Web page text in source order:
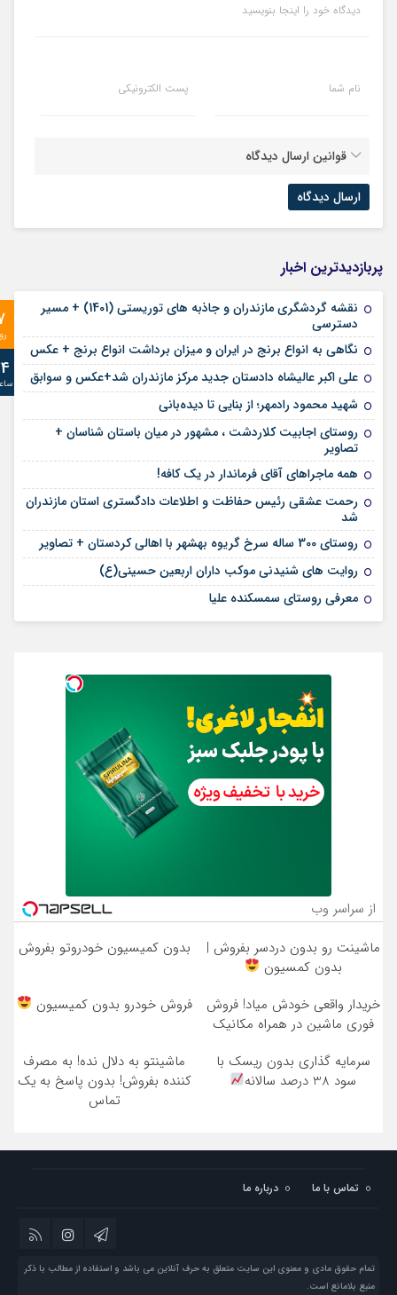
دیدگاه خود را اینجا بنویسید
نام شما پست الکترونیکی
قوانین ارسال دیدگاه
پربازدیدترین اخبار
نقشه گردشگری مازندران و جاذبه های توریستی (1401) + مسیر
دسترسی
نگاهی به انواع برنج در ایران و میزان برداشت انواع برنج + عکس
علی‌ اکبر عالیشاه دادستان جدید مرکز مازندران شد+عکس و سوابق
شهید محمود رادمهر؛ از بنایی تا دیده‌بانی
روستای اجابیت کلاردشت ، مشهور در میان باستان شناسان +
تصاویر
همه ماجراهای آقای فرماندار در یک کافه!
رحمت عشقی رئیس حفاظت و اطلاعات دادگستری استان مازندران
شد
روستای 300 ساله سرخ ‌گریوه بهشهر با اهالی کردستان + تصاویر
روایت های شنیدنی موکب داران اربعین حسینی(ع)
معرفی روستای سمسکنده علیا
از سراسر وب
ماشینت رو بدون دردسر بفروش |
بدون کمسیون
بدون کمیسیون خودروتو بفروش
خریدار واقعی خودش میاد! فروش
فوری ماشین در همراه مکانیک
فروش خودرو بدون کمیسیون
سرمایه گذاری بدون ریسک با
سود 38 درصد سالانه
ماشینتو به دلال نده! به مصرف
کننده بفروش! بدون پاسخ به یک
تماس
تماس با ما درباره ما
تمام حقوق مادی و معنوی این سایت متعلق به حرف آنلاین می باشد و استفاده از مطالب با ذکر
منبع بلامانع است.